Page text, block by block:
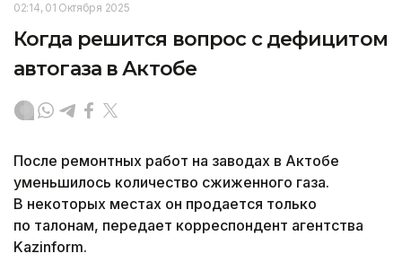
02:14, 01 Октября 2025
Когда решится вопрос с дефицитом
автогаза в Актобе
После ремонтных работ на заводах в Актобе
уменьшилось количество сжиженного газа.
В некоторых местах он продается только
по талонам, передает корреспондент агентства
Kazinform.